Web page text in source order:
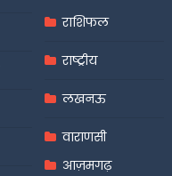
राशिफल
राष्ट्रीय
लखनऊ
वाराणसी
आज़मगढ़